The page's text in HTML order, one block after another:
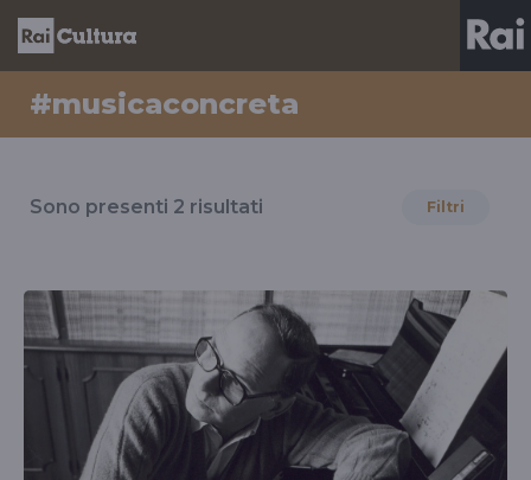
#musicaconcreta
il
#musicaconcreta
Sono presenti 2 risultati Filtri